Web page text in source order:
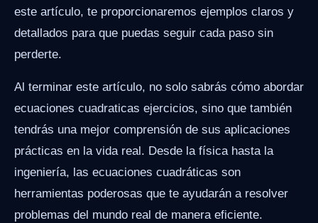
este artículo, te proporcionaremos ejemplos claros y
detallados para que puedas seguir cada paso sin
perderte.
Al terminar este artículo, no solo sabrás cómo abordar
ecuaciones cuadraticas ejercicios, sino que también
tendrás una mejor comprensión de sus aplicaciones
prácticas en la vida real. Desde la física hasta la
ingeniería, las ecuaciones cuadráticas son
herramientas poderosas que te ayudarán a resolver
problemas del mundo real de manera eficiente.